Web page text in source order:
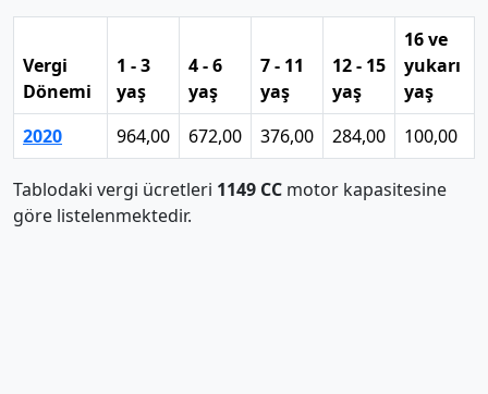
Vergi
Dönemi
1 - 3
yaş
4 - 6
yaş
7 - 11
yaş
12 - 15
yaş
16 ve
yukarı
yaş
2020
964,00 672,00 376,00 284,00 100,00
Tablodaki vergi ücretleri 1149 CC motor kapasitesine
göre listelenmektedir.